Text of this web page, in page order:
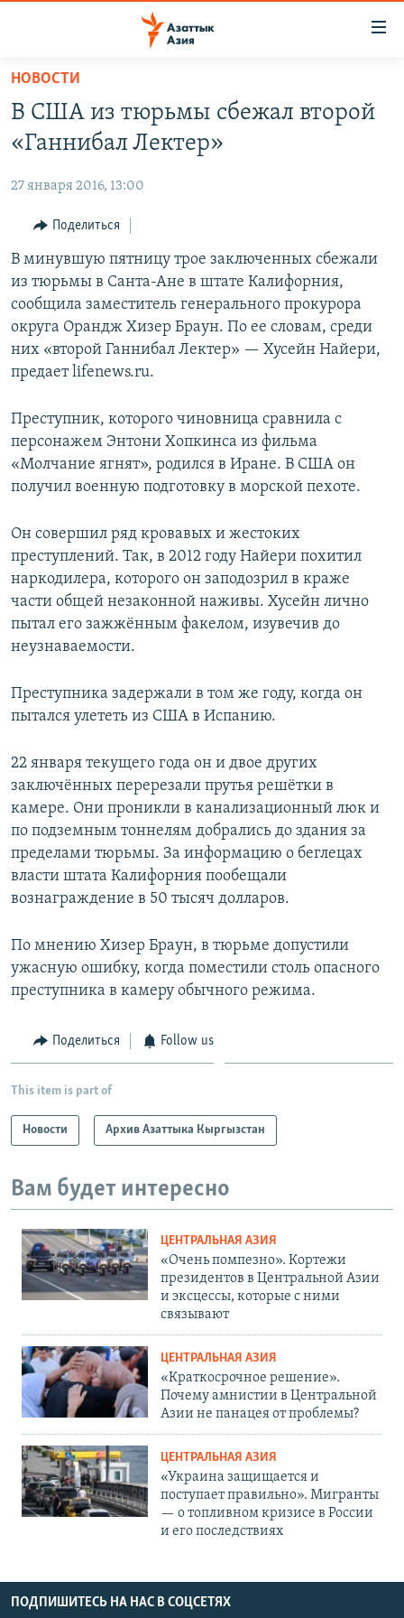
Вернуться
основному
содержанию
навигации
Вернутся
поиску
УЗБЕКИСТАН
ТАДЖИКИСТАН
НА ДРУГИХ ЯЗЫКАХ
ҚАЗАҚША
КЫРГЫЗЧА
ЎЗБЕКЧА
ТОҶИКӢ
TÜRKMENÇE
Все сайты РСЕ/РС
НОВОСТИ
В США из тюрьмы сбежал второй
«Ганнибал Лектер»
27 января 2016, 13:00
Поделиться
В минувшую пятницу трое заключенных сбежали
из тюрьмы в Санта-Ане в штате Калифорния,
сообщила заместитель генерального прокурора
округа Орандж Хизер Браун. По ее словам, среди
них «второй Ганнибал Лектер» — Хусейн Найери,
предает lifenews.ru.
Преступник, которого чиновница сравнила с
персонажем Энтони Хопкинса из фильма
«Молчание ягнят», родился в Иране. В США он
получил военную подготовку в морской пехоте.
Он совершил ряд кровавых и жестоких
преступлений. Так, в 2012 году Найери похитил
наркодилера, которого он заподозрил в краже
части общей незаконной наживы. Хусейн лично
пытал его зажжённым факелом, изувечив до
неузнаваемости.
Преступника задержали в том же году, когда он
пытался улететь из США в Испанию.
22 января текущего года он и двое других
заключённых перерезали прутья решётки в
камере. Они проникли в канализационный люк и
по подземным тоннелям добрались до здания за
пределами тюрьмы. За информацию о беглецах
власти штата Калифорния пообещали
вознаграждение в 50 тысяч долларов.
По мнению Хизер Браун, в тюрьме допустили
ужасную ошибку, когда поместили столь опасного
преступника в камеру обычного режима.
Поделиться Follow us
This item is part of
Новости Архив Азаттыка Кыргызстан
Вам будет интересно
ЦЕНТРАЛЬНАЯ АЗИЯ
«Очень помпезно». Кортежи
президентов в Центральной Азии
и эксцессы, которые с ними
связывают
ЦЕНТРАЛЬНАЯ АЗИЯ
«Краткосрочное решение».
Почему амнистии в Центральной
Азии не панацея от проблемы?
ЦЕНТРАЛЬНАЯ АЗИЯ
«Украина защищается и
поступает правильно». Мигранты
— о топливном кризисе в России
и его последствиях
ПОДПИШИТЕСЬ НА НАС В СОЦСЕТЯХ